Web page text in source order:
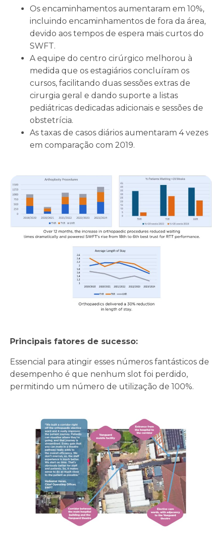
Os encaminhamentos aumentaram em 10%,
incluindo encaminhamentos de fora da área,
devido aos tempos de espera mais curtos do
SWFT.
A equipe do centro cirúrgico melhorou à
medida que os estagiários concluíram os
cursos, facilitando duas sessões extras de
cirurgia geral e dando suporte a listas
pediátricas dedicadas adicionais e sessões de
obstetrícia.
As taxas de casos diários aumentaram 4 vezes
em comparação com 2019.
Principais fatores de sucesso:
Essencial para atingir esses números fantásticos de
desempenho é que nenhum slot foi perdido,
permitindo um número de utilização de 100%.